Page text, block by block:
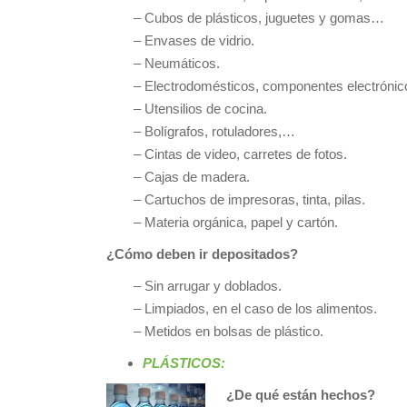
– Cubos de plásticos, juguetes y gomas…
– Envases de vidrio.
– Neumáticos.
– Electrodomésticos, componentes
– Utensilios de cocina.
– Bolígrafos, rotuladores,…
– Cintas de video, carretes de fotos.
– Cajas de madera.
– Cartuchos de impresoras, tinta, pilas.
– Materia orgánica, papel y cartón.
¿Cómo deben ir depositados?
– Sin arrugar y doblados.
– Limpiados, en el caso de los alimentos.
– Metidos en bolsas de plástico.
PLÁSTICOS:
¿De qué están hechos?